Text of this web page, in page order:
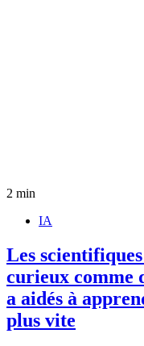
2 min
IA
Les
curieux comme
a aidés à
plus vite